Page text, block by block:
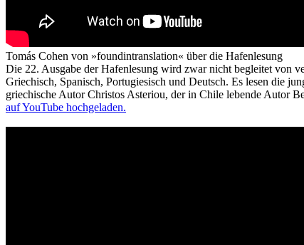
Tomás Cohen von »foundintranslation« über die Hafenlesung
Die 22. Ausgabe der Hafenlesung wird zwar nicht begleitet von
Griechisch, Spanisch, Portugiesisch und Deutsch. Es lesen die
griechische Autor Christos Asteriou, der in Chile lebende Autor
auf YouTube hochgeladen.